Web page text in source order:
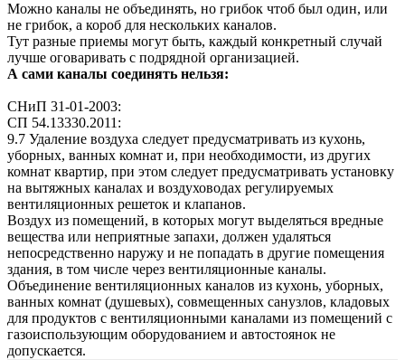
Можно каналы не объединять, но грибок чтоб был один, или
не грибок, а короб для нескольких каналов.
Тут разные приемы могут быть, каждый конкретный случай
лучше оговаривать с подрядной организацией.
А сами каналы соединять нельзя:
СНиП 31-01-2003:
СП 54.13330.2011:
9.7 Удаление воздуха следует предусматривать из кухонь,
уборных, ванных комнат и, при необходимости, из других
комнат квартир, при этом следует предусматривать установку
на вытяжных каналах и воздуховодах регулируемых
вентиляционных решеток и клапанов.
Воздух из помещений, в которых могут выделяться вредные
вещества или неприятные запахи, должен удаляться
непосредственно наружу и не попадать в другие помещения
здания, в том числе через вентиляционные каналы.
Объединение вентиляционных каналов из кухонь, уборных,
ванных комнат (душевых), совмещенных санузлов, кладовых
для продуктов с вентиляционными каналами из помещений с
газоиспользующим оборудованием и автостоянок не
допускается.